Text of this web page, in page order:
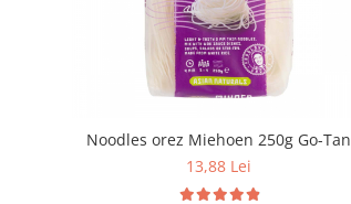
Noodles orez Miehoen 250g Go-Tan
13,88 Lei